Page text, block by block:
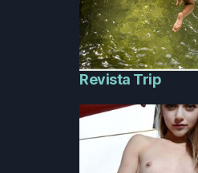
Revista Trip